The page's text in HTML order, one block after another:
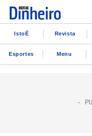
IstoÉ Revista
Esportes Menu